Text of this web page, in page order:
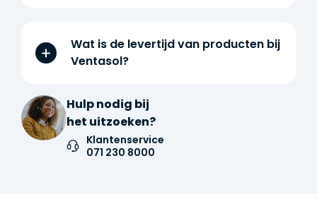
Wat is de levertijd van producten bij
Ventasol?
Hulp nodig bij
het uitzoeken?
Klantenservice
071 230 8000